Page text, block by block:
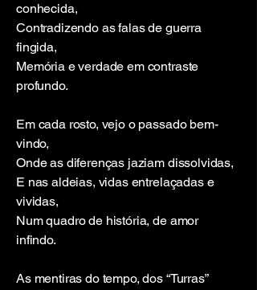
conhecida,
Contradizendo as falas de guerra
fingida,
Memória e verdade em contraste
profundo.
Em cada rosto, vejo o passado bem-
vindo,
Onde as diferenças jaziam dissolvidas,
E nas aldeias, vidas entrelaçadas e
vividas,
Num quadro de história, de amor
infindo.
As mentiras do tempo, dos “Turras”